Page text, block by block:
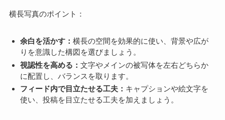
横長写真のポイント：
余白を活かす：横長の空間を効果的に使い、背景や広が
りを意識した構図を選びましょう。
視認性を高める：文字やメインの被写体を左右どちらか
に配置し、バランスを取ります。
フィード内で目立たせる工夫： キャプションや絵文字を
使い、投稿を目立たせる工夫を加えましょう。